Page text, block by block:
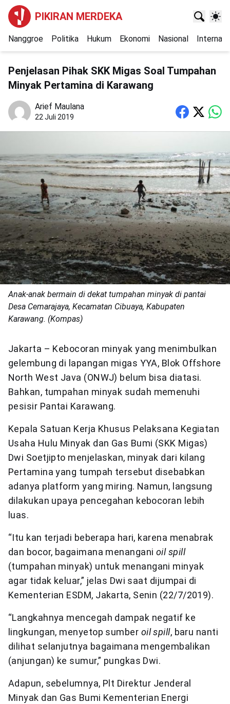
PIKIRAN MERDEKA
Nanggroe Politika Hukum Ekonomi Nasional
Penjelasan Pihak SKK Migas Soal Tumpahan
Minyak Pertamina di Karawang
Arief Maulana
22 Juli 2019
Anak-anak bermain di dekat tumpahan minyak di pantai
Desa Cemarajaya, Kecamatan Cibuaya, Kabupaten
Karawang. (Kompas)
Jakarta – Kebocoran minyak yang menimbulkan
gelembung di lapangan migas YYA, Blok Offshore
North West Java (ONWJ) belum bisa diatasi.
Bahkan, tumpahan minyak sudah memenuhi
pesisir Pantai Karawang.
Kepala Satuan Kerja Khusus Pelaksana Kegiatan
Usaha Hulu Minyak dan Gas Bumi (SKK Migas)
Dwi Soetjipto menjelaskan, minyak dari kilang
Pertamina yang tumpah tersebut disebabkan
adanya platform yang miring. Namun, langsung
dilakukan upaya pencegahan kebocoran lebih
luas.
“Itu kan terjadi beberapa hari, karena menabrak
dan bocor, bagaimana menangani oil spill
(tumpahan minyak) untuk menangani minyak
agar tidak keluar,” jelas Dwi saat dijumpai di
Kementerian ESDM, Jakarta, Senin (22/7/2019).
“Langkahnya mencegah dampak negatif ke
lingkungan, menyetop sumber oil spill, baru nanti
dilihat selanjutnya bagaimana mengembalikan
(anjungan) ke sumur,” pungkas Dwi.
Adapun, sebelumnya, Plt Direktur Jenderal
Minyak dan Gas Bumi Kementerian Energi